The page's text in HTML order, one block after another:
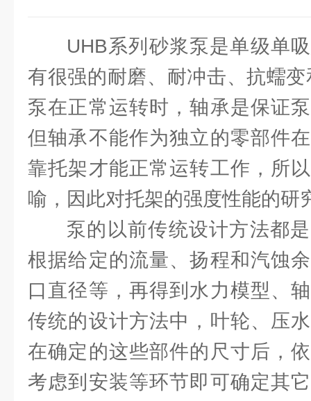
UHB系列砂浆泵是单级单
有很强的耐磨、耐冲击、抗蠕
泵在正常运转时，轴承是保证
但轴承不能作为独立的零部件
靠托架才能正常运转工作，所
喻，因此对托架的强度性能的研
泵的以前传统设计方法都
根据给定的流量、扬程和汽蚀
口直径等，再得到水力模型、
传统的设计方法中，叶轮、压
在确定的这些部件的尺寸后，
考虑到安装等环节即可确定其